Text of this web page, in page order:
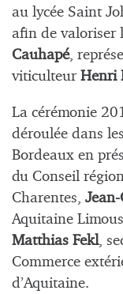
au lycée Saint
afin de valoriser
Cauhapé,
viticulteur Henri
La cérémonie
déroulée dans
Bordeaux en
du Conseil
Charentes,
Aquitaine
Matthias Fekl,
Commerce
d’Aquitaine.